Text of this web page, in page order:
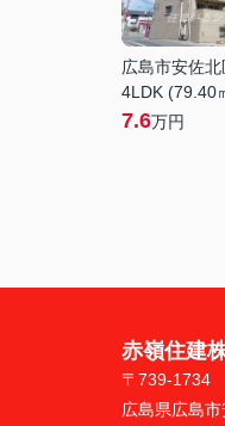
広島市安佐
4LDK (79.40
7.6万円
赤嶺住建
〒739-1734
広島県広島